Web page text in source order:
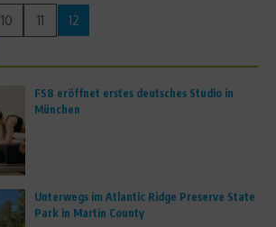
10 11 12
FS8 eröffnet erstes deutsches Studio in
München
Unterwegs im Atlantic Ridge Preserve State
Park in Martin County